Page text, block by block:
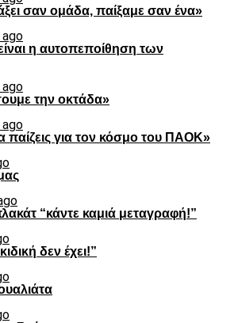
σαν ομάδα, παίξαμε σαν ένα»
ago
η αυτοπεποίθηση των
ago
την οκτάδα»
ago
παίζεις για τον κόσμο του ΠΑΟΚ»
“κάντε καμιά μεταγραφή!”
δεν έχει!”